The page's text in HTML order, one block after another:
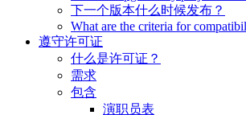
下一个版本什么时候发布？
What are the criteria for
遵守许可证
什么是许可证？
需求
包含
演职员表